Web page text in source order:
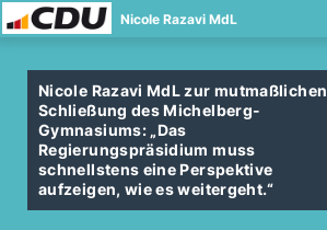
Nicole Razavi MdL
Nicole Razavi MdL zur mutmaßlichen
Schließung des Michelberg-
Gymnasiums: „Das
Regierungspräsidium muss
schnellstens eine Perspektive
aufzeigen, wie es weitergeht.“